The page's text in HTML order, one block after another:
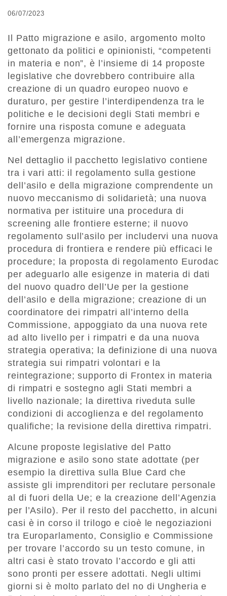
06/07/2023
Il Patto migrazione e asilo, argomento molto
gettonato da politici e opinionisti, “competenti
in materia e non”, è l’insieme di 14 proposte
legislative che dovrebbero contribuire alla
creazione di un quadro europeo nuovo e
duraturo, per gestire l’interdipendenza tra le
politiche e le decisioni degli Stati membri e
fornire una risposta comune e adeguata
all’emergenza migrazione.
Nel dettaglio il pacchetto legislativo contiene
tra i vari atti: il regolamento sulla gestione
dell’asilo e della migrazione comprendente un
nuovo meccanismo di solidarietà; una nuova
normativa per istituire una procedura di
screening alle frontiere esterne; il nuovo
regolamento sull’asilo per includervi una nuova
procedura di frontiera e rendere più efficaci le
procedure; la proposta di regolamento Eurodac
per adeguarlo alle esigenze in materia di dati
del nuovo quadro dell’Ue per la gestione
dell’asilo e della migrazione; creazione di un
coordinatore dei rimpatri all’interno della
Commissione, appoggiato da una nuova rete
ad alto livello per i rimpatri e da una nuova
strategia operativa; la definizione di una nuova
strategia sui rimpatri volontari e la
reintegrazione; supporto di Frontex in materia
di rimpatri e sostegno agli Stati membri a
livello nazionale; la direttiva riveduta sulle
condizioni di accoglienza e del regolamento
qualifiche; la revisione della direttiva rimpatri.
Alcune proposte legislative del Patto
migrazione e asilo sono state adottate (per
esempio la direttiva sulla Blue Card che
assiste gli imprenditori per reclutare personale
al di fuori della Ue; e la creazione dell’Agenzia
per l’Asilo). Per il resto del pacchetto, in alcuni
casi è in corso il trilogo e cioè le negoziazioni
tra Europarlamento, Consiglio e Commissione
per trovare l’accordo su un testo comune, in
altri casi è stato trovato l’accordo e gli atti
sono pronti per essere adottati. Negli ultimi
giorni si è molto parlato del no di Ungheria e